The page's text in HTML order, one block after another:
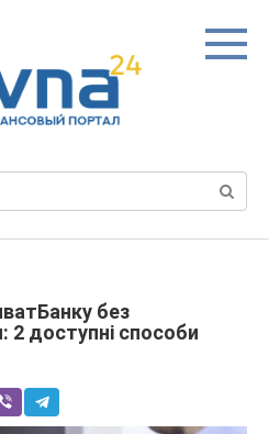
без
2 доступні способи